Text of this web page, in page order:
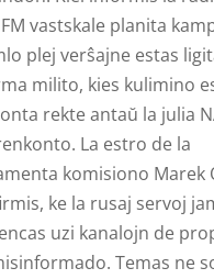
FM vastskale planita
plej verŝajne estas
milito, kies kulimino
rekte antaŭ la julia
La estro de la
komisiono Marek
ke la rusaj servoj
uzi kanalojn de
Temas ne